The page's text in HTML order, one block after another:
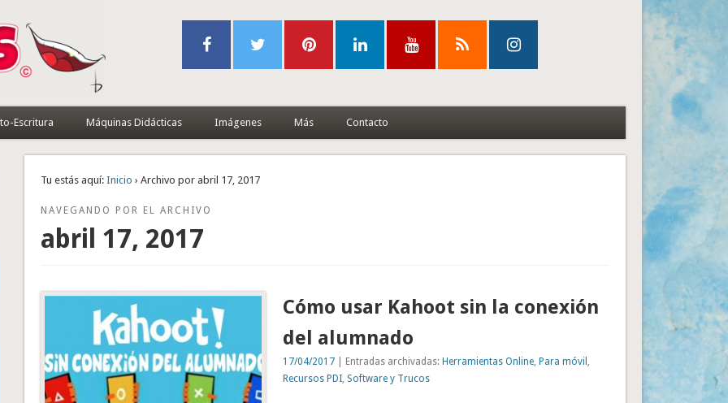
Escritura Máquinas Didácticas Imágenes Más Contacto
Tu estás aquí: Inicio › Archivo por abril 17, 2017
NAVEGANDO POR EL ARCHIVO
abril 17, 2017
Cómo usar Kahoot sin la conexión
del alumnado
17/04/2017| Entradas archivadas: Herramientas Online, Para móvil
Recursos PDI, Software y Trucos